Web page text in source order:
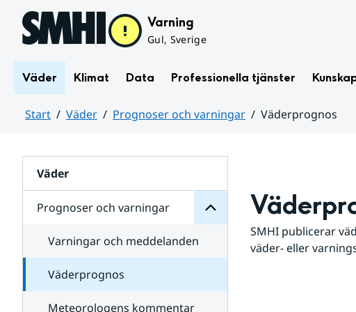
Hoppa till sidans innehåll Varning
Gul, Sverige
Väder Klimat Data Professionella tjänster
Start Väder Prognoser och varningar
Väderprognos
Väder
Prognoser och varningar
för
varningar
Varningar och meddelanden
Väderprognos
Meteorologens kommentar
SMHI publicerar
väder- eller